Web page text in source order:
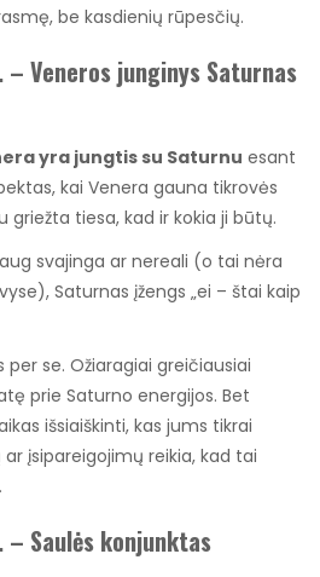
be kasdienių rūpesčių.
– Veneros junginys Saturnas
yra jungtis su Saturnu esant
kai Venera gauna tikrovės
griežta tiesa, kad ir kokia ji būtų.
svajinga ar nereali (o tai nėra
Saturnas įžengs „ei – štai kaip
se. Ožiaragiai greičiausiai
prie Saturno energijos. Bet
išsiaiškinti, kas jums tikrai
įsipareigojimų reikia, kad tai
– Saulės konjunktas